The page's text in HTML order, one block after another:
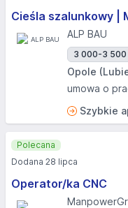
Cieśla szalunkowy |
ALP BAU
3 000-3 500
Opole
umowa o
Szybkie
Operator/ka CNC
Polecana
Dodana 28 lipca